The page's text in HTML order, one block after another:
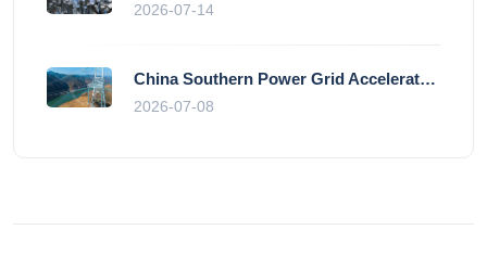
2026-07-14
China Southern Power Grid Accelerates Grid Works to Secure Summer Power Supply Across Southern Provinces
2026-07-08